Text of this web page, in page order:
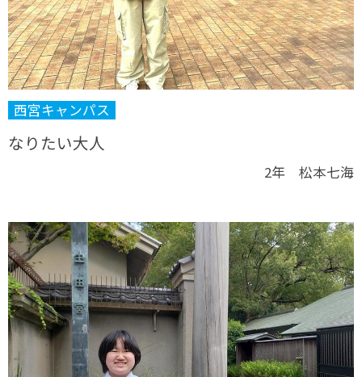
西宮キャンパス
なりたい大人
2年 松本七海